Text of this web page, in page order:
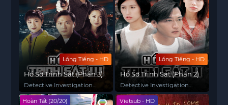
Lồng Tiếng - HD
Hồ Sơ Trinh Sát (Phần 3)
Detective Investigation
Files (Season 3)
Lồng Tiếng - HD
Hồ Sơ Trinh Sát (Phần 2)
Detective Investigation
Files (Season 2)
Hoàn Tất (20/20) Vietsub - HD